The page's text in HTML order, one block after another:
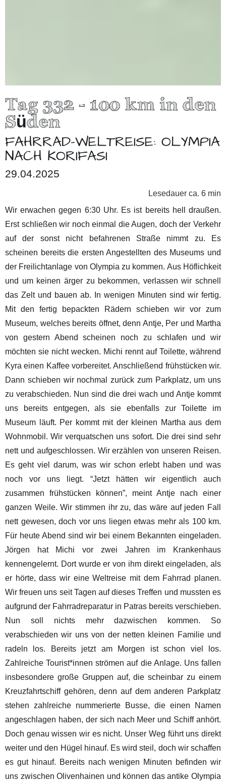
Tag 332 - 100 km in den
Süden
FAHRRAD-WELTREISE: OLYMPIA
NACH KORIFASI
29.04.2025
Lesedauer ca. 6 min
Wir erwachen gegen 6:30 Uhr. Es ist bereits hell draußen.
Erst schließen wir noch einmal die Augen, doch der Verkehr
auf der sonst nicht befahrenen Straße nimmt zu. Es
scheinen bereits die ersten Angestellten des Museums und
der Freilichtanlage von Olympia zu kommen. Aus Höflichkeit
und um keinen ärger zu bekommen, verlassen wir schnell
das Zelt und bauen ab. In wenigen Minuten sind wir fertig.
Mit den fertig bepackten Rädern schieben wir vor zum
Museum, welches bereits öffnet, denn Antje, Per und Martha
von gestern Abend scheinen noch zu schlafen und wir
möchten sie nicht wecken. Michi rennt auf Toilette, während
Kyra einen Kaffee vorbereitet. Anschließend frühstücken wir.
Dann schieben wir nochmal zurück zum Parkplatz, um uns
zu verabschieden. Nun sind die drei wach und Antje kommt
uns bereits entgegen, als sie ebenfalls zur Toilette im
Museum läuft. Per kommt mit der kleinen Martha aus dem
Wohnmobil. Wir verquatschen uns sofort. Die drei sind sehr
nett und aufgeschlossen. Wir erzählen von unseren Reisen.
Es geht viel darum, was wir schon erlebt haben und was
noch vor uns liegt. “Jetzt hätten wir eigentlich auch
zusammen frühstücken können”, meint Antje nach einer
ganzen Weile. Wir stimmen ihr zu, das wäre auf jeden Fall
nett gewesen, doch vor uns liegen etwas mehr als 100 km.
Für heute Abend sind wir bei einem Bekannten eingeladen.
Jörgen hat Michi vor zwei Jahren im Krankenhaus
kennengelernt. Dort wurde er von ihm direkt eingeladen, als
er hörte, dass wir eine Weltreise mit dem Fahrrad planen.
Wir freuen uns seit Tagen auf dieses Treffen und mussten es
aufgrund der Fahrradreparatur in Patras bereits verschieben.
Nun soll nichts mehr dazwischen kommen. So
verabschieden wir uns von der netten kleinen Familie und
radeln los. Bereits jetzt am Morgen ist schon viel los.
Zahlreiche Tourist*innen strömen auf die Anlage. Uns fallen
insbesondere große Gruppen auf, die scheinbar zu einem
Kreuzfahrtschiff gehören, denn auf dem anderen Parkplatz
stehen zahlreiche nummerierte Busse, die einen Namen
angeschlagen haben, der sich nach Meer und Schiff anhört.
Doch genau wissen wir es nicht. Unser Weg führt uns direkt
weiter und den Hügel hinauf. Es wird steil, doch wir schaffen
es gut hinauf. Bereits nach wenigen Minuten befinden wir
uns zwischen Olivenhainen und können das antike Olympia